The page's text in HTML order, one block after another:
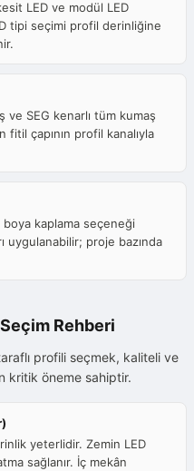
LED ve modül LED
tipi seçimi profil derinliğine
ve SEG kenarlı tüm kumaş
fitil çapının profil kanalıyla
kaplama seçeneği
uygulanabilir; proje bazında
Rehberi
profili seçmek, kaliteli ve
kritik öneme sahiptir.
yeterlidir. Zemin LED
sağlanır. İç mekân